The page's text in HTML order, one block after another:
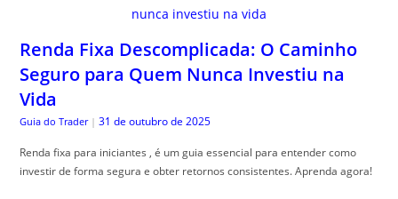
Renda Fixa Descomplicada: O Caminho
Seguro para Quem Nunca Investiu na
Vida
Guia do Trader | 31 de outubro de 2025
Renda fixa para iniciantes , é um guia essencial para entender como
investir de forma segura e obter retornos consistentes. Aprenda agora!